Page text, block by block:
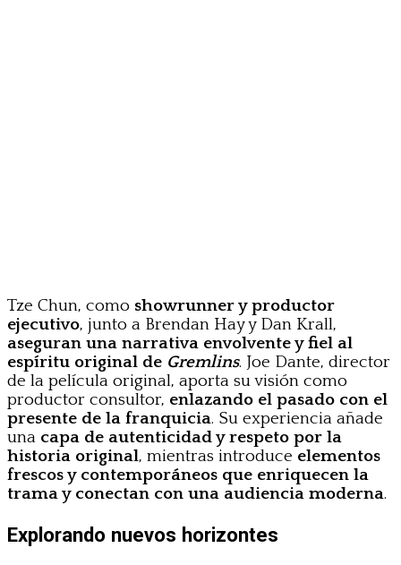
Tze Chun, como showrunner y productor
ejecutivo, junto a Brendan Hay y Dan Krall,
aseguran una narrativa envolvente y fiel al
espíritu original de Gremlins. Joe Dante, director
de la película original, aporta su visión como
productor consultor, enlazando el pasado con el
presente de la franquicia. Su experiencia añade
una capa de autenticidad y respeto por la
historia original, mientras introduce elementos
frescos y contemporáneos que enriquecen la
trama y conectan con una audiencia moderna.
Explorando nuevos horizontes